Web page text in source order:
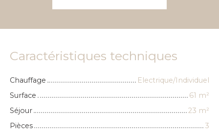
Caractéristiques techniques
Chauffage
Electrique/Individuel
Surface
61 m²
Séjour
23 m²
Pièces
3